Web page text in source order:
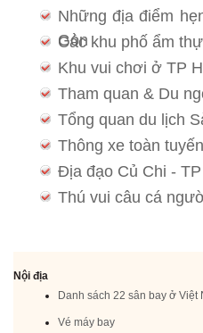
Những địa điểm
Gòn
Các khu phố ẩm
Khu vui chơi ở TP
Tham quan & Du
Tổng quan du lịch
Thông xe toàn
Địa đạo Củ Chi -
Thú vui câu cá
Nội địa
Danh sách 22 sân bay ở Việt
Vé máy bay